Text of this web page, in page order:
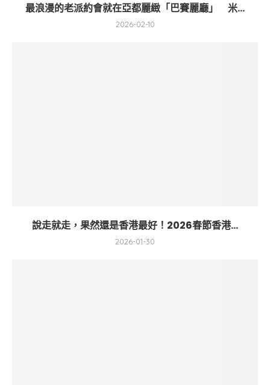
最浪漫的老派約會就在亞都麗緻「巴賽麗廳」 米...
2026-02-10
說走就走，果然還是香港最好！2026春節香港...
2026-01-30